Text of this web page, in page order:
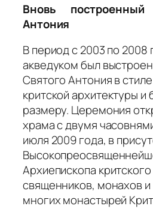
Вновь
Антония
В период с 2003 по 2008
акведуком был
Святого Антония в
критской архитектуры и
размеру. Церемония
храма с двумя
июля 2009 года, в
Архиепископа
священников, монахов
многих монастырей